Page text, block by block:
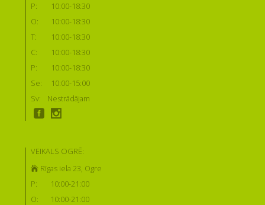
P:
10:00-18:30
O:
10:00-18:30
T:
10:00-18:30
C:
10:00-18:30
P:
10:00-18:30
Se:
10:00-15:00
Sv:
Nestrādājam
VEIKALS OGRĒ:
Rīgas iela 23, Ogre
P:
10:00-21:00
O:
10:00-21:00